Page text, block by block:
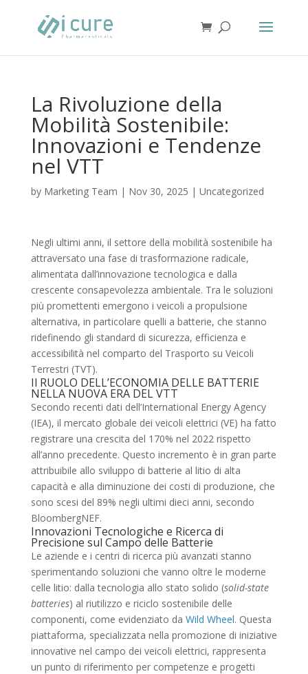
La Rivoluzione della
Mobilità Sostenibile:
Innovazioni e Tendenze
nel VTT
by Marketing Team | Nov 30, 2025 | Uncategorized
Negli ultimi anni, il settore della mobilità sostenibile ha
attraversato una fase di trasformazione radicale,
alimentata dall’innovazione tecnologica e dalla
crescente consapevolezza ambientale. Tra le soluzioni
più promettenti emergono i veicoli a propulsione
alternativa, in particolare quelli a batterie, che stanno
ridefinendo gli standard di sicurezza, efficienza e
accessibilità nel comparto del Trasporto su Veicoli
Terrestri (TVT).
Il RUOLO DELL’ECONOMIA DELLE BATTERIE
NELLA NUOVA ERA DEL VTT
Secondo recenti dati dell’International Energy Agency
(IEA), il mercato globale dei veicoli elettrici (VE) ha fatto
registrare una crescita del 170% nel 2022 rispetto
all’anno precedente. Questo incremento è in gran parte
attribuibile allo sviluppo di batterie al litio di alta
capacità e alla diminuzione dei costi di produzione, che
sono scesi del 89% negli ultimi dieci anni, secondo
BloombergNEF.
Innovazioni Tecnologiche e Ricerca di
Precisione sul Campo delle Batterie
Le aziende e i centri di ricerca più avanzati stanno
sperimentando soluzioni che vanno oltre le moderne
celle litio: dalla tecnologia allo stato solido (solid-state
batteries) al riutilizzo e riciclo sostenibile delle
componenti, come evidenziato da Wild Wheel. Questa
piattaforma, specializzata nella promozione di iniziative
innovative nel campo dei veicoli elettrici, rappresenta
un punto di riferimento per competenze e progetti